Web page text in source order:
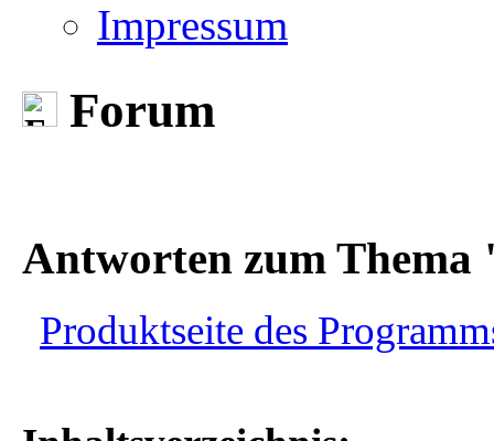
Impressum
Forum
Antworten zum Thema
Produktseite des